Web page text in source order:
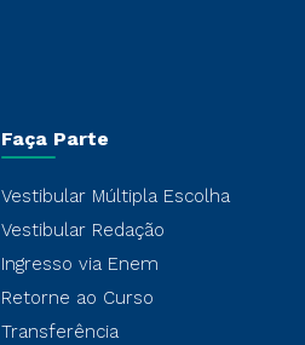
Faça Parte
Vestibular Múltipla Escolha
Vestibular Redação
Ingresso via Enem
Retorne ao Curso
Transferência